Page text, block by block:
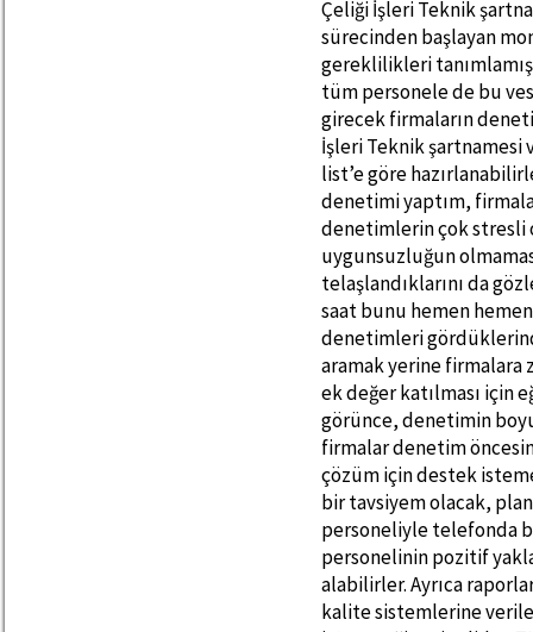
Çeliği İşleri Teknik
sürecinden başlayan
gereklilikleri
tüm personele de bu
girecek firmaların
İşleri Teknik şartnamesi
list’e göre
denetimi yaptım,
denetimlerin çok stresli
uygunsuzluğun
telaşlandıklarını da
saat bunu hemen
denetimleri
aramak yerine
ek değer katılması için
görünce, denetimin
firmalar denetim
çözüm için destek
bir tavsiyem olacak,
personeliyle telefonda
personelinin pozitif
alabilirler. Ayrıca
kalite sistemlerine